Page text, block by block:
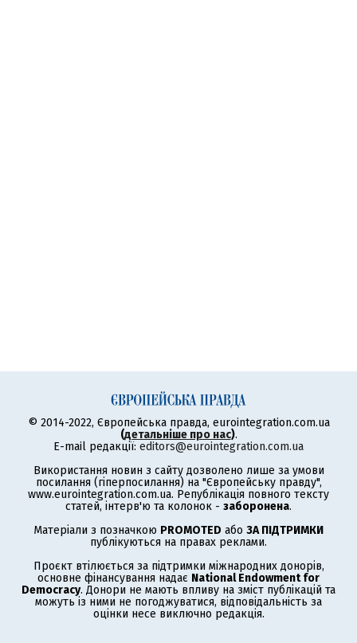
© 2014-2022, Європейська правда, eurointegration.com.ua
(детальніше про нас).
E-mail редакції: editors@eurointegration.com.ua
Використання новин з сайту дозволено лише за умови
посилання (гіперпосилання) на "Європейську правду",
www.eurointegration.com.ua. Републікація повного тексту
статей, інтерв'ю та колонок - заборонена.
Матеріали з позначкою PROMOTED або ЗА ПІДТРИМКИ
публікуються на правах реклами.
Проєкт втілюється за підтримки міжнародних донорів,
основне фінансування надає National Endowment for
Democracy. Донори не мають впливу на зміст публікацій та
можуть із ними не погоджуватися, відповідальність за
оцінки несе виключно редакція.